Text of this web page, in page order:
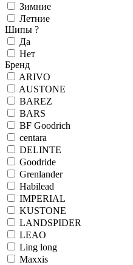
Зимние
Летние
Шипы ?
Да
Нет
Бренд
ARIVO
AUSTONE
BAREZ
BARS
BF Goodrich
centara
DELINTE
Goodride
Grenlander
Habilead
IMPERIAL
KUSTONE
LANDSPIDER
LEAO
Ling long
Maxxis